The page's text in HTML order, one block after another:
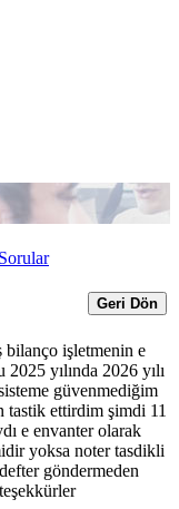
Geri Dön
bilanço işletmenin e
yılında 2026 yılı
güvenmediğim
tastik ettirdim şimdi 11
e envanter olarak
yoksa noter tasdikli
göndermeden